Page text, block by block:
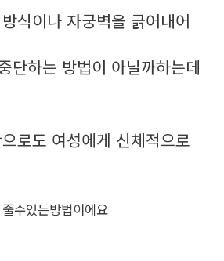
식이나 자궁벽을 긁어내어
단하는 방법이 아닐까하는데
로도 여성에게 신체적으로
수있는방법이에요